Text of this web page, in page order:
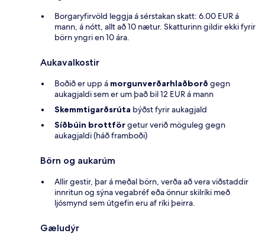
Borgaryfirvöld leggja á sérstakan skatt: 6.00 EUR á
mann, á nótt, allt að 10 nætur. Skatturinn gildir ekki fyrir
börn yngri en 10 ára.
Aukavalkostir
Boðið er upp á morgunverðarhlaðborð gegn
aukagjaldi sem er um það bil 12 EUR á mann
Skemmtigarðsrúta býðst fyrir aukagjald
Síðbúin brottförgetur verið möguleg gegn
aukagjaldi (háð framboði)
Börn og aukarúm
Allir gestir, þar á meðal börn, verða að vera viðstaddir
innritun og sýna vegabréf eða önnur skilríki með
ljósmynd sem útgefin eru af ríki þeirra.
Gæludýr